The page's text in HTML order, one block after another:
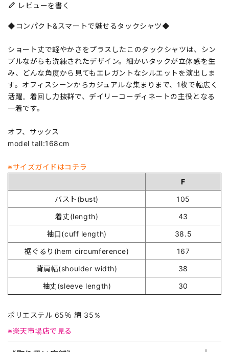
レビューを書く
◆コンパクト&スマートで魅せるタックシャツ◆
ショート丈で軽やかさをプラスしたこのタックシャツは、シン
プルながらも洗練されたデザイン。細かいタックが立体感を生
み、どんな角度から見てもエレガントなシルエットを演出しま
す。オフィスシーンからカジュアルな集まりまで、1枚で幅広く
活躍。着回し力抜群で、デイリーコーディネートの主役となる
一着です。
オフ、サックス
model tall:168cm
※サイズガイドはコチラ
F
バスト(bust)
105
着丈(length)
43
袖口(cuff length)
38.5
裾ぐるり(hem circumference)
167
背肩幅(shoulder width)
38
袖丈(sleeve length)
30
ポリエステル 65％ 綿 35％
※楽天市場店で見る